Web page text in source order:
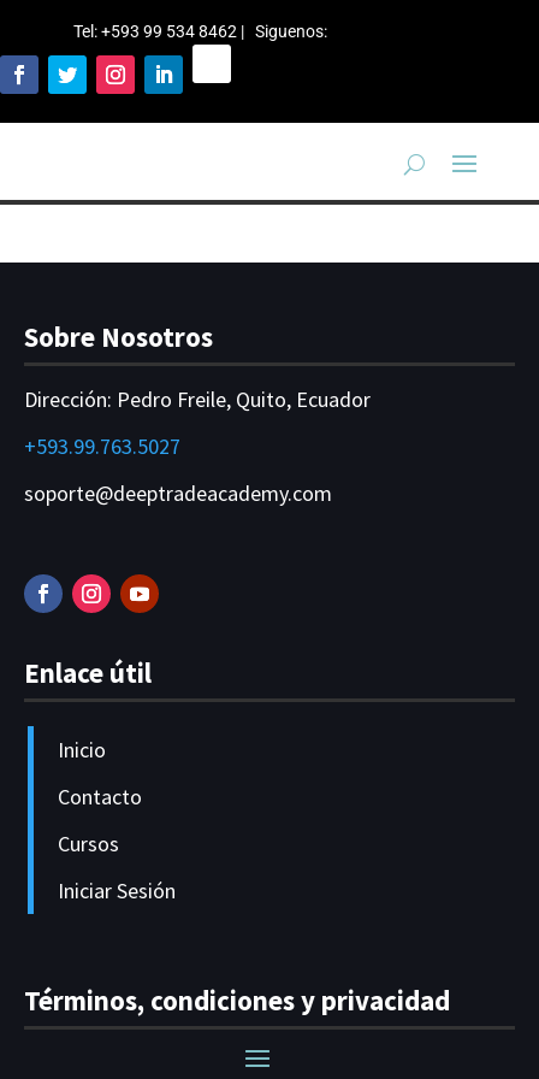
Tel: +593 99 534 8462 | Siguenos:
Sobre Nosotros
Dirección: Pedro Freile, Quito, Ecuador
+593.99.763.5027
soporte@deeptradeacademy.com
Enlace útil
Inicio
Contacto
Cursos
Iniciar Sesión
Términos, condiciones y privacidad